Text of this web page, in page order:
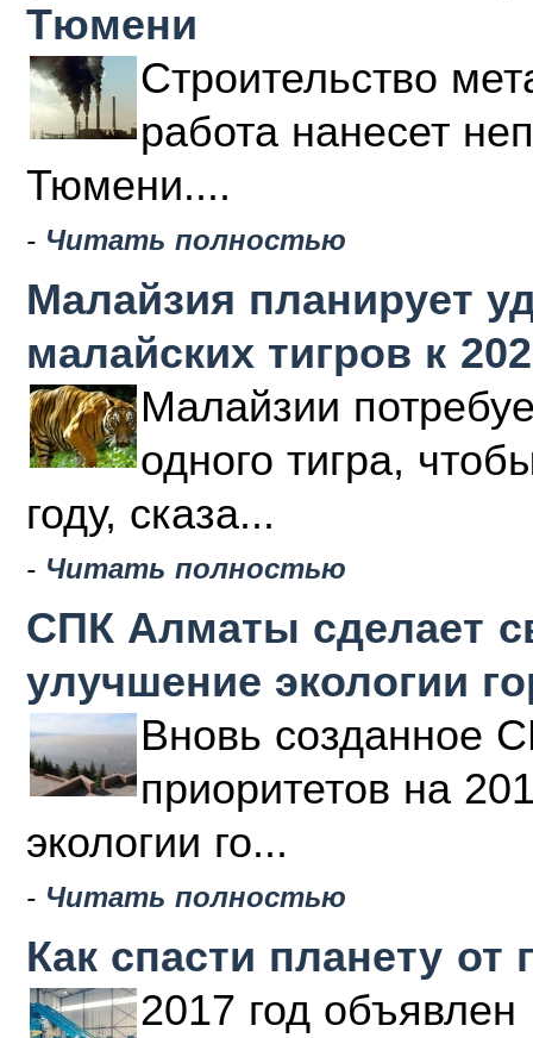
Тюмени
Строительство
работа нанесет
Тюмени....
- Читать полностью
Малайзия планирует
малайских тигров к
Малайзии
одного тигра,
году, сказа...
- Читать полностью
СПК Алматы сделает
улучшение экологии
Вновь созданное
приоритетов на
экологии го...
- Читать полностью
Как спасти планету от
2017 год объявлен